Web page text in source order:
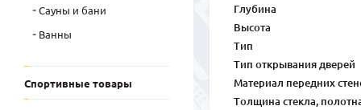
Глубина
Высота
Тип
Тип открывания дверей
Материал передних
Толщина стекла,
Сауны и бани
Ванны
Спортивные товары